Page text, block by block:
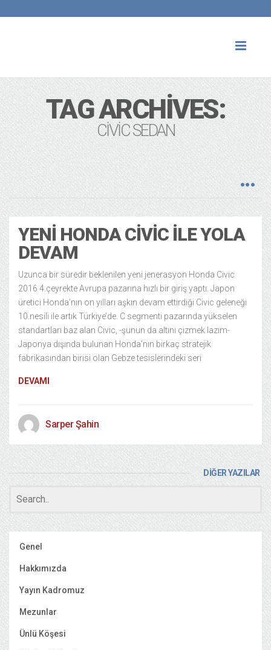
TAG ARCHIVES:
CIVIC SEDAN
YENI HONDA CIVIC ILE YOLA
DEVAM
Uzunca bir süredir beklenilen yeni jenerasyon Honda Civic
2016 4.çeyrekte Avrupa pazarına hızlı bir giriş yaptı. Japon
üretici Honda’nın on yılları aşkın devam ettirdiği Civic geleneği
10.nesili ile artık Türkiye’de. C segmenti pazarında yükselen
standartları baz alan Civic, -şunun da altını çizmek lazım-
Japonya dışında bulunan Honda’nın birkaç stratejik
fabrikasından birisi olan Gebze tesislerindeki seri
DEVAMI
Sarper Şahin
DİĞER YAZILAR
Genel
Hakkımızda
Yayın Kadromuz
Mezunlar
Ünlü Köşesi